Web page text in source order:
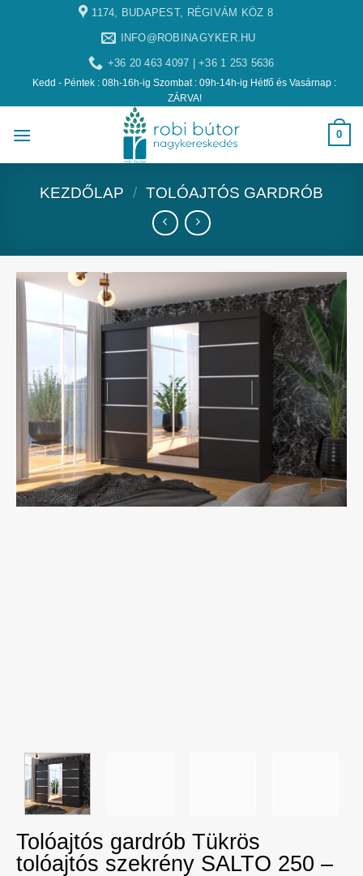
1174, BUDAPEST, RÉGIVÁM KÖZ 8
INFO@ROBINAGYKER.HU
+36 20 463 4097 | +36 1 253 5636
Kedd - Péntek : 08h-16h-ig Szombat : 09h-14h-ig Hétfő és Vasárnap :
ZÁRVA!
0
KEZDŐLAP / TOLÓAJTÓS GARDRÓB
Tolóajtós gardrób Tükrös
tolóajtós szekrény SALTO 250 –